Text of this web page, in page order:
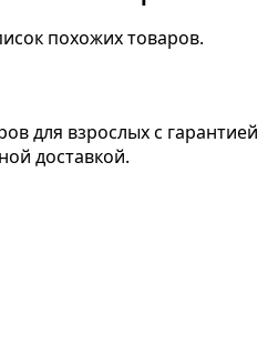
похожих товаров.
для взрослых с гарантией
доставкой.